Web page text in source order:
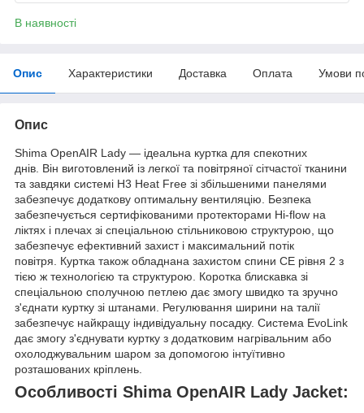
В наявності
Опис Характеристики Доставка Оплата Умови
Опис
Shima OpenAIR Lady — ідеальна куртка для спекотних
днів. Він виготовлений із легкої та повітряної сітчастої тканини
та завдяки системі H3 Heat Free зі збільшеними панелями
забезпечує додаткову оптимальну вентиляцію. Безпека
забезпечується сертифікованими протекторами Hi-flow на
ліктях і плечах зі спеціальною стільниковою структурою, що
забезпечує ефективний захист і максимальний потік
повітря. Куртка також обладнана захистом спини CE рівня 2 з
тією ж технологією та структурою. Коротка блискавка зі
спеціальною сполучною петлею дає змогу швидко та зручно
з'єднати куртку зі штанами. Регулювання ширини на талії
забезпечує найкращу індивідуальну посадку. Система EvoLink
дає змогу з'єднувати куртку з додатковим нагрівальним або
охолоджувальним шаром за допомогою інтуїтивно
розташованих кріплень.
Особливості Shima OpenAIR Lady Jacket: